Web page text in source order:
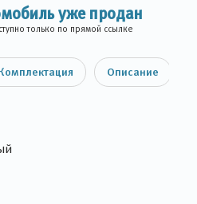
уже продан
только по прямой ссылке
Описание